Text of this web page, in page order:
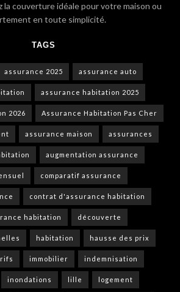
la couverture idéale pour votre maison ou
en toute simplicité.
TAGS
assurance 2025 assurance auto
assurance habitation 2025
2026 Assurance Habitation Pas Cher
assurance maison assurances
augmentation assurance
comparatif assurance
contrat d'assurance habitation
habitation découverte
habitation hausse des prix
immobilier indemnisation
inondations lille logement